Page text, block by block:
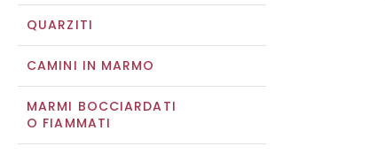
QUARZITI
CAMINI IN MARMO
MARMI BOCCIARDATI
O FIAMMATI